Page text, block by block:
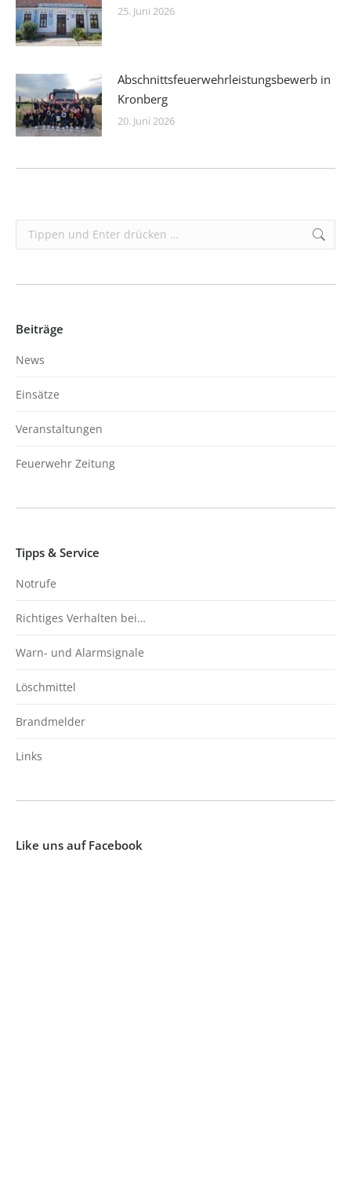
25. Juni 2026
Abschnittsfeuerwehrleistungsbewerb in
Kronberg
20. Juni 2026
Search:
Beiträge
News
Einsätze
Veranstaltungen
Feuerwehr Zeitung
Tipps & Service
Notrufe
Richtiges Verhalten bei…
Warn- und Alarmsignale
Löschmittel
Brandmelder
Links
Like uns auf Facebook